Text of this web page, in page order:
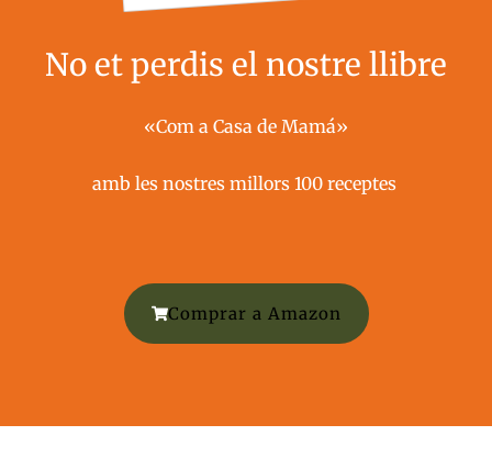
No et perdis el nostre llibre
«Com a Casa de Mamá»
amb les nostres millors 100 receptes ​
Comprar a Amazon